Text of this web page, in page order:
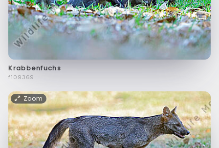
Krabbenfuchs
f109369
Zoom